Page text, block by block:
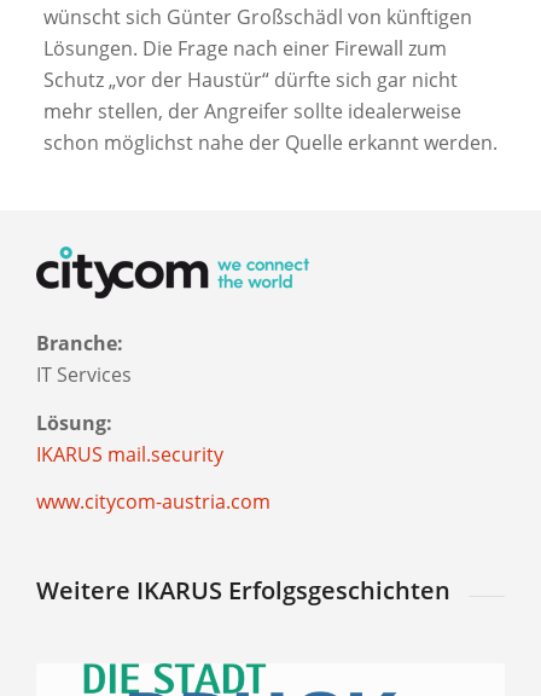
wünscht sich Günter Großschädl von künftigen
Lösungen. Die Frage nach einer Firewall zum
Schutz „vor der Haustür“ dürfte sich gar nicht
mehr stellen, der Angreifer sollte idealerweise
schon möglichst nahe der Quelle erkannt werden.
Branche:
IT Services
Lösung:
IKARUS mail.security
www.citycom-austria.com
Weitere IKARUS Erfolgsgeschichten